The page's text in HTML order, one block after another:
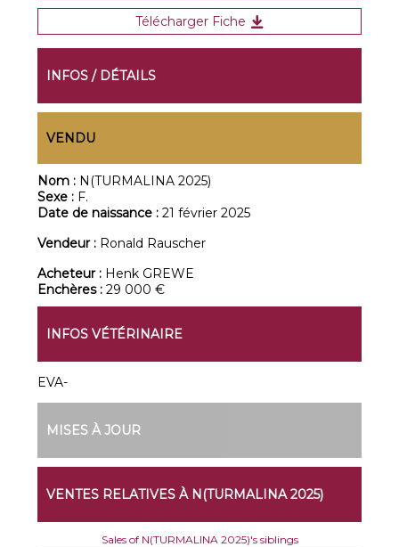
Télécharger Fiche
INFOS / DÉTAILS
VENDU
Nom : N(TURMALINA 2025)
Sexe : F.
Date de naissance :21 février 2025
Vendeur : Ronald Rauscher
Acheteur : Henk GREWE
Enchères :29 000 €
INFOS VÉTÉRINAIRE
EVA-
MISES À JOUR
VENTES RELATIVES À N(TURMALINA 2025)
Sales of N(TURMALINA 2025)'s siblings